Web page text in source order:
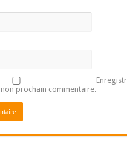
prochain commentaire.